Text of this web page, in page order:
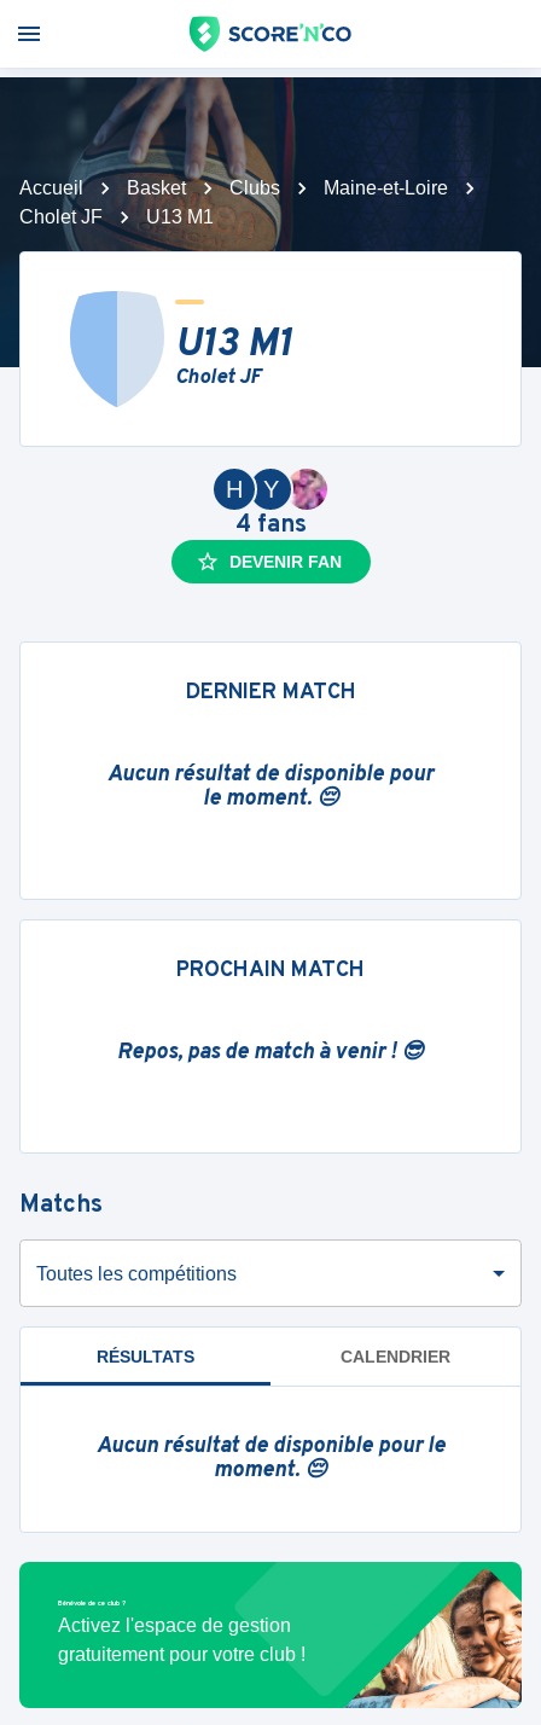
Accueil Basket Clubs
Maine-et-Loire
Cholet JF
U13 M1
U13 M1
Cholet JF
Y
H
4 fans
DEVENIR FAN
DERNIER MATCH
Aucun résultat de disponible pour
le moment. 😔
PROCHAIN MATCH
Repos, pas de match à venir ! 😎
Matchs
Toutes les compétitions
RÉSULTATS CALENDRIER
Aucun résultat de disponible pour le
moment. 😔
Bénévole de ce club ?
Activez l'espace de gestion
gratuitement pour votre club !